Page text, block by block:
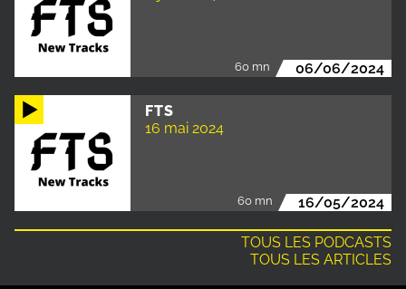
60 mn 06/06/2024
FTS
16 mai 2024
60 mn 16/05/2024
TOUS LES PODCASTS
TOUS LES ARTICLES